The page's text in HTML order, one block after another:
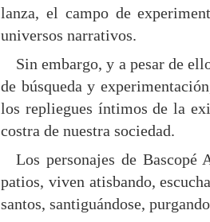
lanza, el campo de
universos narrativos.
Sin embargo, y a pesar de
de búsqueda y
los repliegues íntimos de la
costra de nuestra sociedad.
Los personajes de
patios, viven atisbando,
santos, santiguándose,